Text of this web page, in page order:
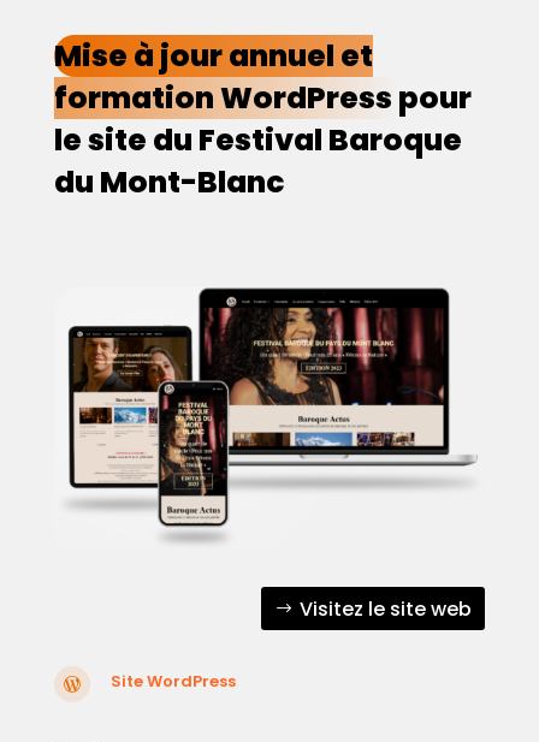
Mise à jour annuel et
formation WordPress pour
le site du Festival Baroque
du Mont-Blanc
Visitez le site web
 Site WordPress